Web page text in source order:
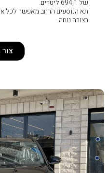
לכל אחד מהנוסעים להתרווח